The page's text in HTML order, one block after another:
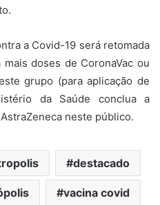
a Covid-19 será retomada
doses de CoronaVac ou
grupo (para aplicação de
da Saúde conclua a
neste público.
destacado
vacina covid